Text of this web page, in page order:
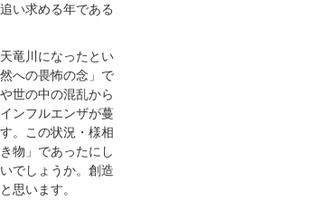
い求める年である
竜川になったとい
への畏怖の念」で
世の中の混乱から
ンフルエンザが蔓
。この状況・様相
物」であったにし
でしょうか。創造
思います。